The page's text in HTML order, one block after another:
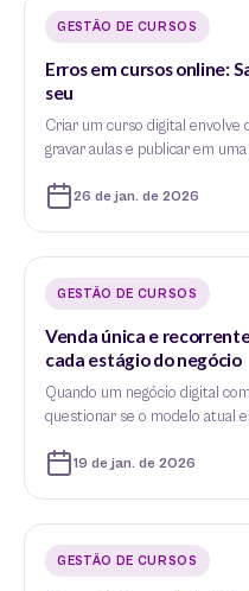
GESTÃO DE CURSOS
Erros em cursos online:
seu
Criar um curso digital envolve
gravar aulas e publicar em
26 de jan. de 2026
GESTÃO DE CURSOS
Venda única e
cada estágio do negócio
Quando um negócio digital
questionar se o modelo atual
19 de jan. de 2026
GESTÃO DE CURSOS